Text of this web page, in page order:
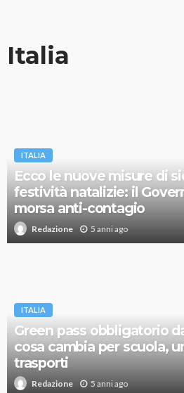
Italia
ITALIA
Ecco le nuove misure di
festività natalizie: il
morsa anti-contagio
Redazione 5 anni ago
ITALIA
Green pass obbligatorio
cosa cambia per scuola,
trasporti
Redazione 5 anni ago